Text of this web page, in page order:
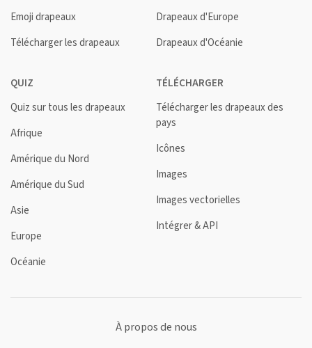
Emoji drapeaux
Télécharger les drapeaux
Drapeaux d'Europe
Drapeaux d'Océanie
QUIZ
Quiz sur tous les drapeaux
Afrique
Amérique du Nord
Amérique du Sud
Asie
Europe
Océanie
TÉLÉCHARGER
Télécharger les drapeaux des
pays
Icônes
Images
Images vectorielles
Intégrer & API
À propos de nous